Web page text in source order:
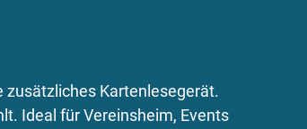
zusätzliches Kartenlesegerät.
Ideal für Vereinsheim, Events